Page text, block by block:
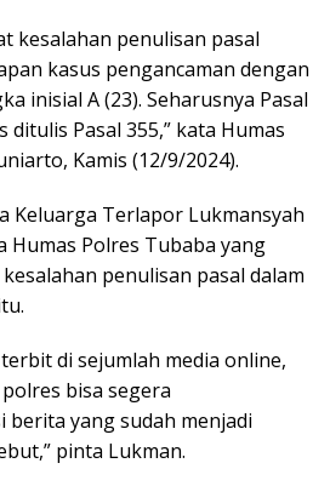
kesalahan penulisan pasal
kasus pengancaman dengan
inisial A (23). Seharusnya Pasal
ditulis Pasal 355,” kata Humas
Kamis (12/9/2024).
Keluarga Terlapor Lukmansyah
Humas Polres Tubaba yang
penulisan pasal dalam
di sejumlah media online,
bisa segera
berita yang sudah menjadi
pinta Lukman.